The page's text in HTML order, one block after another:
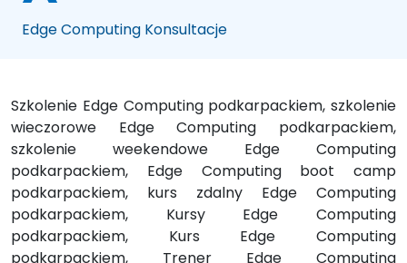
Edge Computing Konsultacje
Szkolenie Edge Computing podkarpackiem, szkolenie
wieczorowe Edge Computing podkarpackiem,
szkolenie weekendowe Edge Computing
podkarpackiem, Edge Computing boot camp
podkarpackiem, kurs zdalny Edge Computing
podkarpackiem, Kursy Edge Computing
podkarpackiem, Kurs Edge Computing
podkarpackiem, Trener Edge Computing